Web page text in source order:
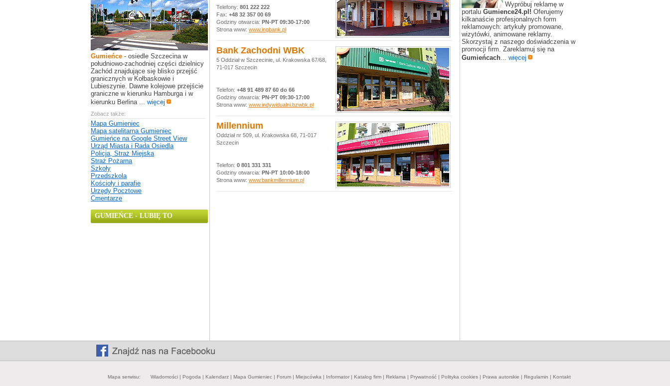
Gumieńce - osiedle Szczecina w
południowo-zachodniej części dzielnicy
Zachód znajdujące się blisko przejść
granicznych w Kołbaskowie i
Lubieszynie. Dawne kolejowe przejście
graniczne w kierunku Hamburga i w
kierunku Berlina ... więcej
Zobacz także:
Mapa Gumieniec
Mapa satelitarna Gumieniec
Gumieńce na Google Street View
Urząd Miasta i Rada Osiedla
Policja, Straż Miejska
Straż Pożarna
Szkoły
Przedszkola
Kościoły i parafie
Urzędy Pocztowe
Cmentarze
GUMIEŃCE - LUBIĘ TO
Telefony: 801 222 222
Fax: +48 32 357 00 69
Godziny otwarcia: PN-PT 09:30-17:00
Strona www: www.ingbank.pl
Bank Zachodni WBK
5 Oddział w Szczecinie, ul. Krakowska 67/68,
71-017 Szczecin
Telefon: +48 91 489 87 60 do 66 ‎
Godziny otwarcia: PN-PT 09:30-17:00
Strona www: www.indywidualni.bzwbk.pl
Millennium
Oddział nr 509, ul. Krakowska 68, 71-017
Szczecin
Telefon: 0 801 331 331 ‎
Godziny otwarcia: PN-PT 10:00-18:00
Strona www: www.bankmillennium.pl
Wypróbuj reklamę w
portalu Gumience24.pl! Oferujemy
kilkanaście profesjonalnych form
reklamowych: artykuły promowane,
wizytówki, animowane reklamy.
Skorzystaj z naszego doświadczenia w
promocji firm. Zareklamuj się na
Gumieńcach... więcej
Mapa serwisu: Wiadomości | Pogoda | Kalendarz | Mapa Gumieniec | Forum | Miejscówka | Informator | Katalog firm | Reklama | Prywatność | Polityka cookies | Prawa autorskie | Regulamin | Kontakt